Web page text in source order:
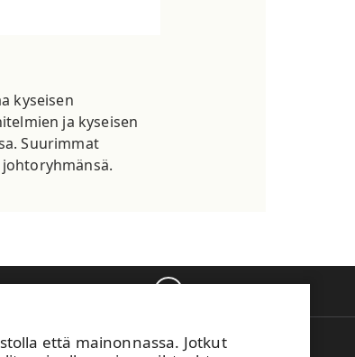
kyseisen
ja kyseisen
Suurimmat
että mainonnassa. Jotkut